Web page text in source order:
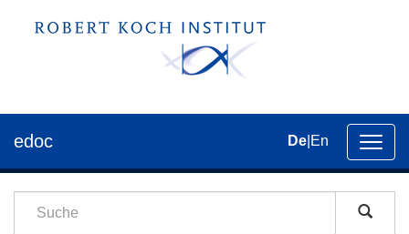
der
edoc De En